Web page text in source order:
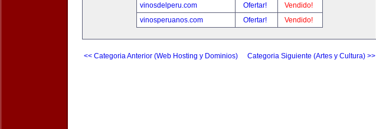
vinosdelperu.com
Ofertar!
Vendido!
vinosperuanos.com
Ofertar! Vendido!
<< Categoria Anterior (Web Hosting y Dominios) Categoria Siguiente (Artes y Cultura) >>